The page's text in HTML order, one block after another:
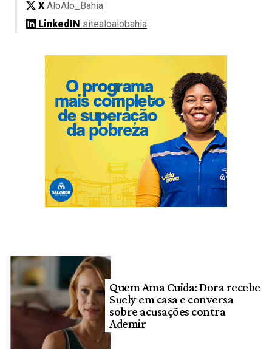
X AloAlo_Bahia
LinkedIN sitealoalobahia
Quem Ama Cuida: Dora recebe
Suely em casa e conversa
sobre acusações contra
Ademir